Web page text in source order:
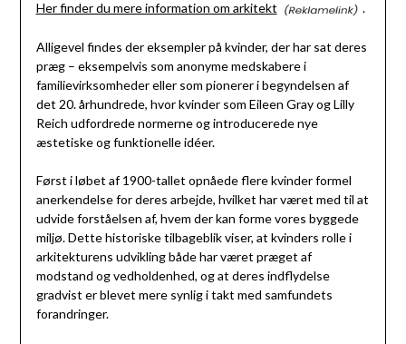
Her finder du mere information om arkitekt .
Alligevel findes der eksempler på kvinder, der har sat deres
præg – eksempelvis som anonyme medskabere i
familievirksomheder eller som pionerer i begyndelsen af
det 20. århundrede, hvor kvinder som Eileen Gray og Lilly
Reich udfordrede normerne og introducerede nye
æstetiske og funktionelle idéer.
Først i løbet af 1900-tallet opnåede flere kvinder formel
anerkendelse for deres arbejde, hvilket har været med til at
udvide forståelsen af, hvem der kan forme vores byggede
miljø. Dette historiske tilbageblik viser, at kvinders rolle i
arkitekturens udvikling både har været præget af
modstand og vedholdenhed, og at deres indflydelse
gradvist er blevet mere synlig i takt med samfundets
forandringer.